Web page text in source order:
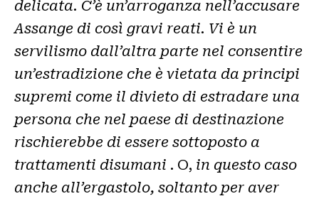
delicata. C’è un’arroganza nell’accusare
Assange di così gravi reati. Vi è un
servilismo dall’altra parte nel consentire
un’estradizione che è vietata da principi
supremi come il divieto di estradare una
persona che nel paese di destinazione
rischierebbe di essere sottoposto a
trattamenti disumani . O, in questo caso
anche all’ergastolo, soltanto per aver